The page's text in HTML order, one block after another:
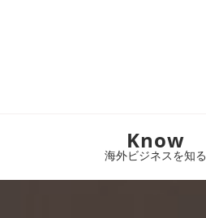
Know
海外ビジネスを知る